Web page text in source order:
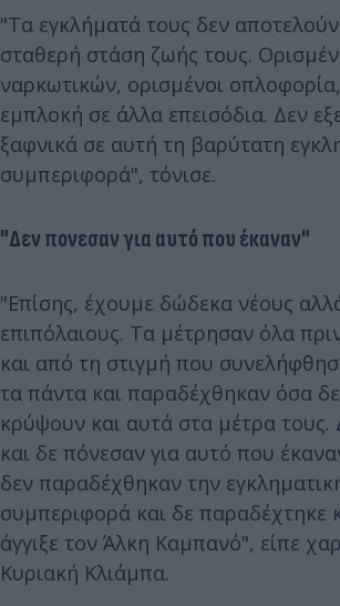
"Τα εγκλήματά τους δεν
σταθερή στάση ζωής τους.
ναρκωτικών, ορισμένοι
εμπλοκή σε άλλα επεισόδια. Δεν
ξαφνικά σε αυτή τη βαρύτατη
συμπεριφορά", τόνισε.
"Δεν πονεσαν για αυτό που έκαναν"
"Επίσης, έχουμε δώδεκα νέους
επιπόλαιους. Τα μέτρησαν όλα
και από τη στιγμή που
τα πάντα και παραδέχθηκαν όσα
κρύψουν και αυτά στα μέτρα
και δε πόνεσαν για αυτό που
δεν παραδέχθηκαν την
συμπεριφορά και δε παραδέχτηκε
άγγιξε τον Άλκη Καμπανό", είπε
Κυριακή Κλιάμπα.